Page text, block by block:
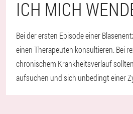
ICH MICH
Bei der ersten Episode einer
einen Therapeuten konsultieren. Bei
chronischem Krankheitsverlauf
aufsuchen und sich unbedingt einer